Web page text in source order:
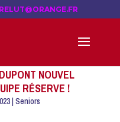
NOUVEL
RÉSERVE !
|Seniors